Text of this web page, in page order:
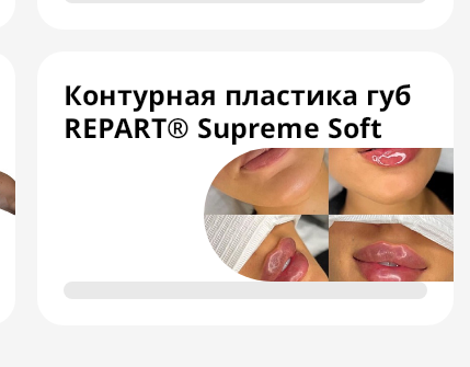
Контурная пластика губ
REPART® Supreme Soft